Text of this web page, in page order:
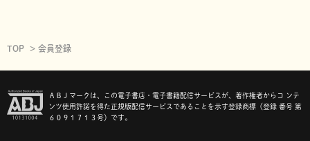
TOP 会員登録
ＡＢＪマークは、この電子書店・電子書籍配信サービスが、著作権者からコ ンテ
ンツ使用許諾を得た正規版配信サービスであることを示す登録商標（登録 番号 第
６０９１７１３号）です。